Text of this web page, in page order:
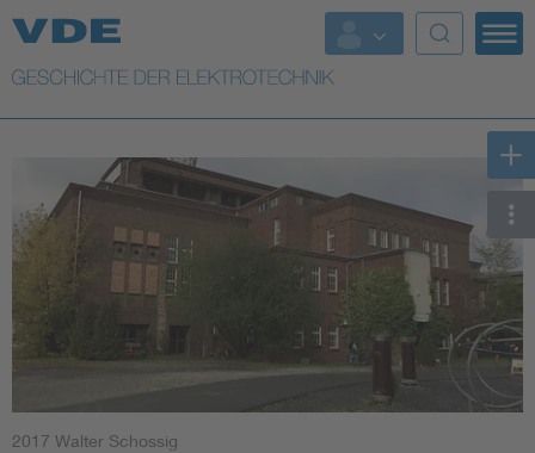
Top Themen
Weitere Themen
2017 Walter Schossig